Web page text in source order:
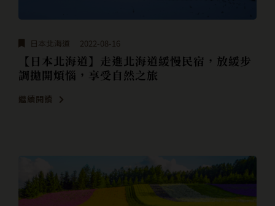
日本北海道 2022-08-16
【日本北海道】走進北海道緩慢民宿，放緩步
調拋開煩惱，享受自然之旅
繼續閱讀